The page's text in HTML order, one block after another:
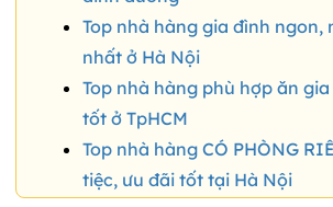
Top nhà hàng gia đình ngon,
nhất ở Hà Nội
Top nhà hàng phù hợp ăn
tốt ở TpHCM
Top nhà hàng CÓ PHÒNG
tiệc, ưu đãi tốt tại Hà Nội